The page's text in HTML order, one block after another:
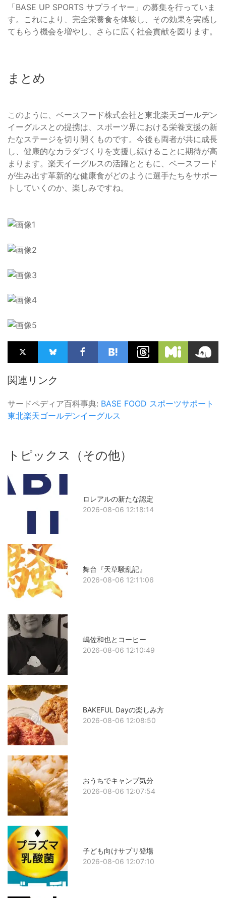
「BASE UP SPORTS サプライヤー」の募集を行っていま
す。これにより、完全栄養食を体験し、その効果を実感し
てもらう機会を増やし、さらに広く社会貢献を図ります。
まとめ
このように、ベースフード株式会社と東北楽天ゴールデン
イーグルスとの提携は、スポーツ界における栄養支援の新
たなステージを切り開くものです。今後も両者が共に成長
し、健康的なカラダづくりを支援し続けることに期待が高
まります。楽天イーグルスの活躍とともに、ベースフード
が生み出す革新的な健康食がどのように選手たちをサポー
トしていくのか、楽しみですね。
関連リンク
サードペディア百科事典: BASE FOOD スポーツサポート
東北楽天ゴールデンイーグルス
トピックス（その他）
ロレアルの新たな認定
2026-08-06 12:18:14
舞台『天草騒乱記』
2026-08-06 12:11:06
嶋佐和也とコーヒー
2026-08-06 12:10:49
BAKEFUL Dayの楽しみ方
2026-08-06 12:08:50
おうちでキャンプ気分
2026-08-06 12:07:54
子ども向けサプリ登場
2026-08-06 12:07:10